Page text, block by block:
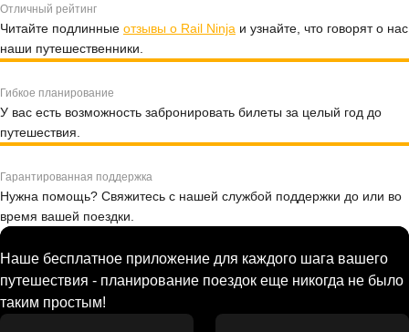
Отличный рейтинг
Читайте подлинные отзывы о Rail Ninja и узнайте, что говорят о нас
наши путешественники.
Гибкое планирование
У вас есть возможность забронировать билеты за целый год до
путешествия.
Гарантированная поддержка
Нужна помощь? Свяжитесь с нашей службой поддержки до или во
время вашей поездки.
Наше бесплатное приложение для каждого шага вашего
путешествия - планирование поездок еще никогда не было
таким простым!